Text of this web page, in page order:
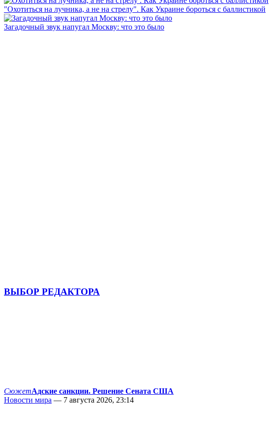
"Охотиться на лучника, а не на стрелу". Как Украине бороться с баллистикой
Загадочный звук напугал Москву: что это было
ВЫБОР РЕДАКТОРА
СюжетАдские санкции. Решение Сената США
Новости мира — 7 августа 2026, 23:14